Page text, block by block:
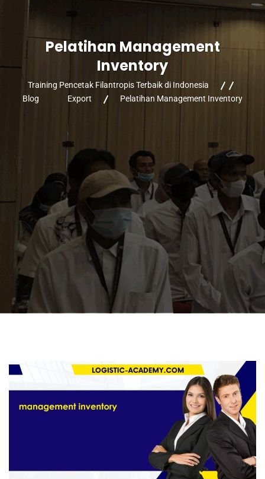
Pelatihan Management
Inventory
Training Pencetak Filantropis Terbaik di Indonesia
Blog
Export Pelatihan Management Inventory